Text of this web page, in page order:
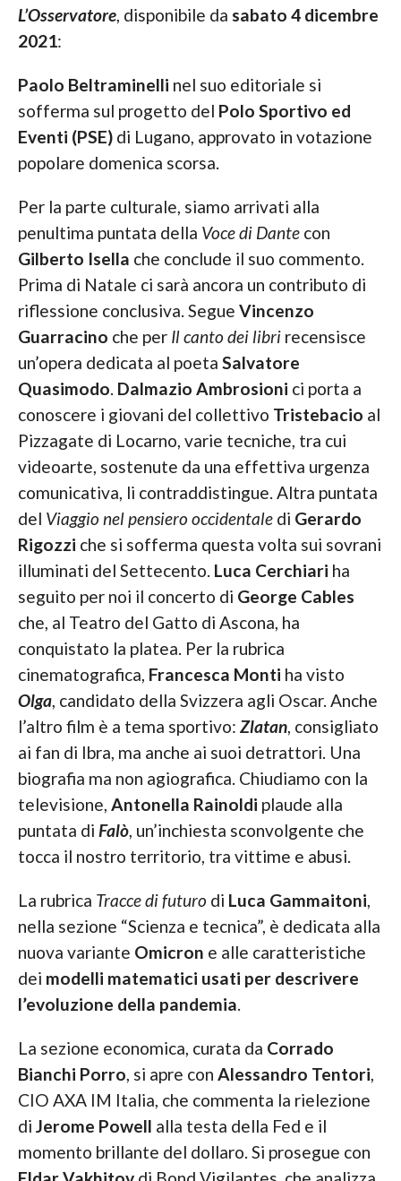
L’Osservatore, disponibile da sabato 4 dicembre
2021:
Paolo Beltraminelli nel suo editoriale si
sofferma sul progetto del Polo Sportivo ed
Eventi (PSE)di Lugano, approvato in votazione
popolare domenica scorsa.
Per la parte culturale, siamo arrivati alla
penultima puntata della Voce di Dantecon
Gilberto Isella che conclude il suo commento.
Prima di Natale ci sarà ancora un contributo di
riflessione conclusiva. Segue Vincenzo
Guarracino che per Il canto dei librirecensisce
un’opera dedicata al poeta Salvatore
Quasimodo Dalmazio Ambrosioni ci porta a
conoscere i giovani del collettivo Tristebacio al
Pizzagate di Locarno, varie tecniche, tra cui
videoarte, sostenute da una effettiva urgenza
comunicativa, li contraddistingue. Altra puntata
del Viaggio nel pensiero occidentaledi Gerardo
Rigozzi che si sofferma questa volta sui sovrani
illuminati del Settecento. Luca Cerchiari ha
seguito per noi il concerto di George Cables
che, al Teatro del Gatto di Ascona, ha
conquistato la platea. Per la rubrica
cinematografica, Francesca Monti ha visto
Olga, candidato della Svizzera agli Oscar. Anche
l’altro film è a tema sportivo: Zlatan, consigliato
ai fan di Ibra, ma anche ai suoi detrattori. Una
biografia ma non agiografica. Chiudiamo con la
televisione, Antonella Rainoldi plaude alla
puntata di Falò, un’inchiesta sconvolgente che
tocca il nostro territorio, tra vittime e abusi.
La rubrica Tracce di futuro di Luca Gammaitoni
nella sezione “Scienza e tecnica”, è dedicata alla
nuova variante Omicron e alle caratteristiche
dei modelli matematici usati per descrivere
l’evoluzione della pandemia
La sezione economica, curata da Corrado
Bianchi Porro , si apre con Alessandro Tentori
CIO AXA IM Italia, che commenta la rielezione
di Jerome Powell alla testa della Fed e il
momento brillante del dollaro. Si prosegue con